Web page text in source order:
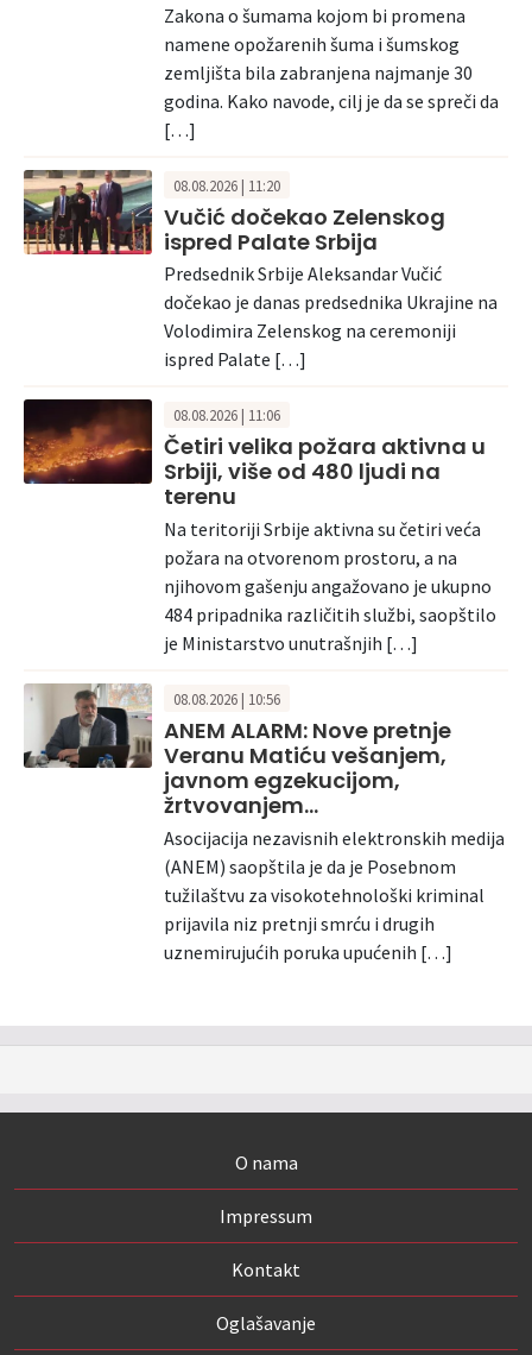
Zakona o šumama kojom bi promena
namene opožarenih šuma i šumskog
zemljišta bila zabranjena najmanje 30
godina. Kako navode, cilj je da se spreči da
[…]
08.08.2026 | 11:20
Vučić dočekao Zelenskog
ispred Palate Srbija
Predsednik Srbije Aleksandar Vučić
dočekao je danas predsednika Ukrajine na
Volodimira Zelenskog na ceremoniji
ispred Palate […]
08.08.2026 | 11:06
Četiri velika požara aktivna u
Srbiji, više od 480 ljudi na
terenu
Na teritoriji Srbije aktivna su četiri veća
požara na otvorenom prostoru, a na
njihovom gašenju angažovano je ukupno
484 pripadnika različitih službi, saopštilo
je Ministarstvo unutrašnjih […]
08.08.2026 | 10:56
ANEM ALARM: Nove pretnje
Veranu Matiću vešanjem,
javnom egzekucijom,
žrtvovanjem…
Asocijacija nezavisnih elektronskih medija
(ANEM) saopštila je da je Posebnom
tužilaštvu za visokotehnološki kriminal
prijavila niz pretnji smrću i drugih
uznemirujućih poruka upućenih […]
O nama
Impressum
Kontakt
Oglašavanje